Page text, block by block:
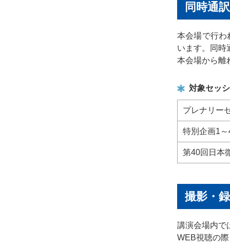
同時通
本会場で行
います。同時
本会場から離
対象セッ
プレナリー
特別企画1～
第40回日本
撮影・
講演会場内で
WEB視聴の